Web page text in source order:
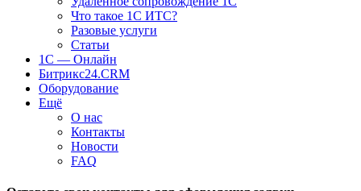
Что такое 1С ИТС?
Разовые услуги
Статьи
1С — Онлайн
Битрикс24.CRM
Оборудование
Ещё
О нас
Контакты
Новости
FAQ